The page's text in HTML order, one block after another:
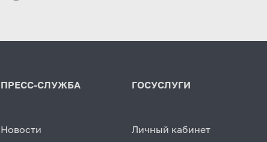
ПРЕСС-СЛУЖБА
Новости
ГОСУСЛУГИ
Личный кабинет